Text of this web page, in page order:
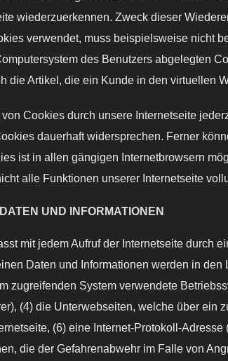
wiederzuerkennen. Zweck dieser
verwendet, muss beispielsweise nicht
des Benutzers abgelegten
die Artikel, die ein Kunde in den virtuellen
Cookies durch unsere Internetseite
dauerhaft widersprechen. Ferner
ist in allen gängigen Internetbrowsern
alle Funktionen unserer Internetseite
UND INFORMATIONEN
mit jedem Aufruf der Internetseite
Daten und Informationen werden in
zugreifenden System verwendete
(4) die Unterwebseiten, welche über
(6) eine Internet-Protokoll-
die der Gefahrenabwehr im Falle von